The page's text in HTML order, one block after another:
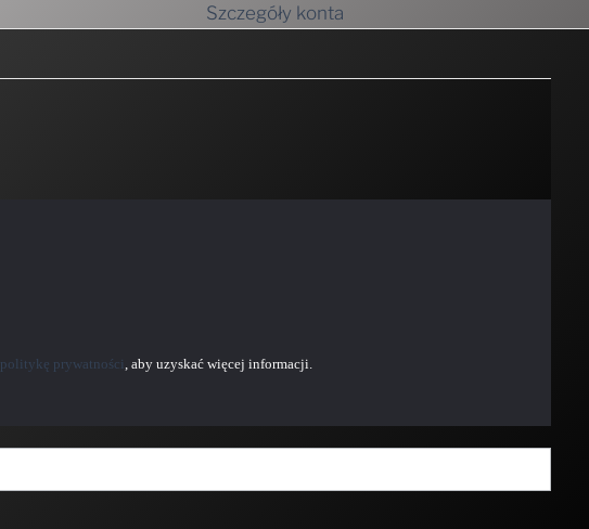
Szczegóły konta
politykę prywatności, aby uzyskać więcej informacji.